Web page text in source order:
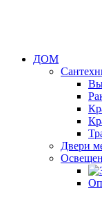
ДОМ
Двери